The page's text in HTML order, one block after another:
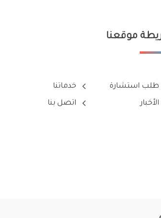
موقعنا
طلب استشارة خدماتنا
الأخبار اتصل بنا